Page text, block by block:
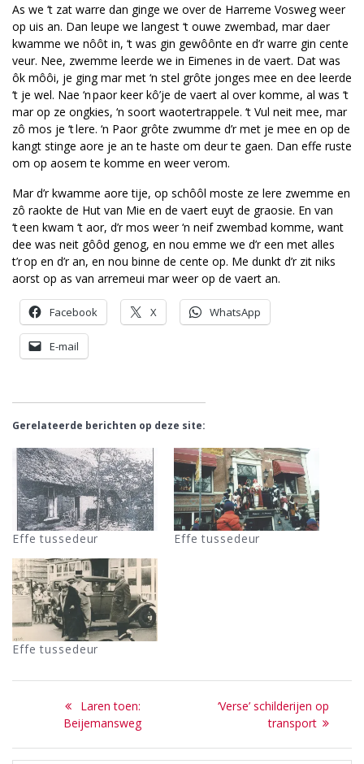
As we ‘t zat warre dan ginge we over de Harreme Vosweg weer
op uis an. Dan leupe we langest ‘t ouwe zwembad, mar daer
kwamme we nôôt in, ‘t was gin gewôônte en d’r warre gin cente
veur. Nee, zwemme leerde we in Eimenes in de vaert. Dat was
ôk môôi, je ging mar met ‘n stel grôte jonges mee en dee leerde
‘t je wel. Nae ‘n paor keer kô’je de vaert al over komme, al was ‘t
mar op ze ongkies, ‘n soort waotertrappele. ‘t Vul neit mee, mar
zô mos je ‘t lere. ‘n Paor grôte zwumme d’r met je mee en op de
kangt stinge aore je an te haste om deur te gaen. Dan effe ruste
om op aosem te komme en weer verom.
Mar d’r kwamme aore tije, op schôôl moste ze lere zwemme en
zô raokte de Hut van Mie en de vaert euyt de graosie. En van
‘t een kwam ‘t aor, d’r mos weer ‘n neif zwembad komme, want
dee was neit gôôd genog, en nou emme we d’r een met alles
t’r op en d’r an, en nou binne de cente op. Me dunkt d’r zit niks
aorst op as van arremeui mar weer op de vaert an.
Facebook X WhatsApp
E-mail
Gerelateerde berichten op deze site:
Effe tussedeur Effe tussedeur
Effe tussedeur
Bericht
navigatie
Previous
post:
Laren toen:
Beijemansweg
Next
‘Verse’ schilderijen op
transport